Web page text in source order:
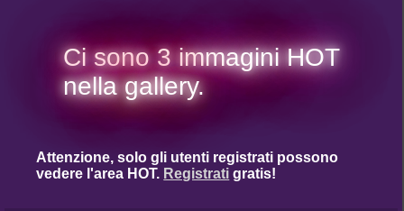
Ci sono 3 immagini HOT
nella gallery.
Attenzione, solo gli utenti registrati possono
vedere l'area HOT. Registrati gratis!